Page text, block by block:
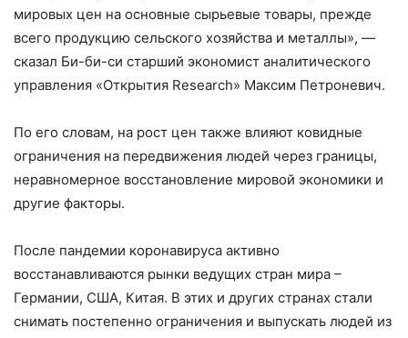
мировых цен на основные сырьевые товары, прежде
всего продукцию сельского хозяйства и металлы», —
сказал Би-би-си старший экономист аналитического
управления «Открытия Research» Максим Петроневич.
По его словам, на рост цен также влияют ковидные
ограничения на передвижения людей через границы,
неравномерное восстановление мировой экономики и
другие факторы.
После пандемии коронавируса активно
восстанавливаются рынки ведущих стран мира –
Германии, США, Китая. В этих и других странах стали
снимать постепенно ограничения и выпускать людей из